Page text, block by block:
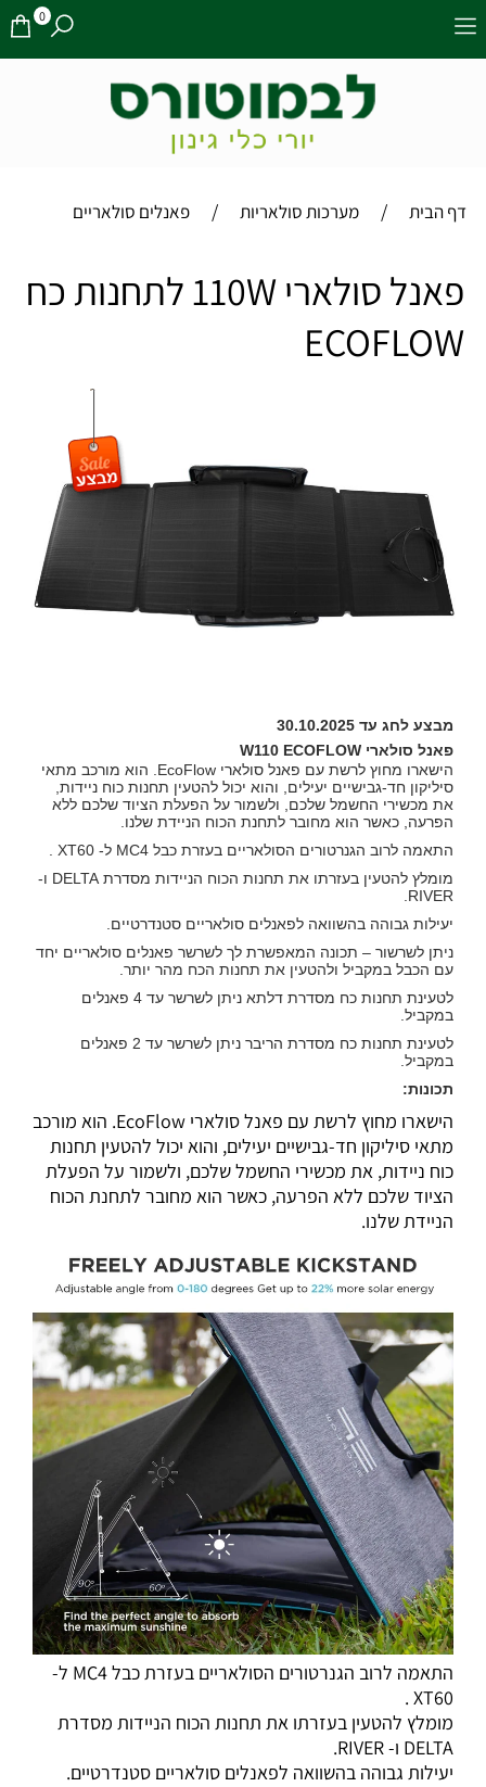
0
דף הבית / מערכות סולאריות / פאנלים סולאריים
פאנל סולארי 110W לתחנות כח
ECOFLOW
מבצע לחג עד 30.10.2025
פאנל סולארי
W110 ECOFLOW
הישארו מחוץ לרשת עם פאנל סולארי EcoFlow. הוא מורכב מתאי
סיליקון חד-גבישיים יעילים, והוא יכול להטעין תחנות כוח ניידות,
את מכשירי החשמל שלכם, ולשמור על הפעלת הציוד שלכם ללא
הפרעה, כאשר הוא מחובר לתחנת הכוח הניידת שלנו.
התאמה לרוב הגנרטורים הסולאריים בעזרת כבל MC4 ל- XT60 .
מומלץ להטעין בעזרתו את תחנות הכוח הניידות מסדרת DELTA ו-
RIVER.
יעילות גבוהה בהשוואה לפאנלים סולאריים סטנדרטיים.
ניתן לשרשור – תכונה המאפשרת לך לשרשר פאנלים סולאריים יחד
עם הכבל במקביל ולהטעין את תחנות הכח מהר יותר.
לטעינת תחנות כח מסדרת דלתא ניתן לשרשר עד 4 פאנלים
במקביל.
לטעינת תחנות כח מסדרת הריבר ניתן לשרשר עד 2 פאנלים
במקביל.
תכונות:
הישארו מחוץ לרשת עם פאנל סולארי EcoFlow. הוא מורכב
מתאי סיליקון חד-גבישיים יעילים, והוא יכול להטעין תחנות
כוח ניידות, את מכשירי החשמל שלכם, ולשמור על הפעלת
הציוד שלכם ללא הפרעה, כאשר הוא מחובר לתחנת הכוח
הניידת שלנו.
התאמה לרוב הגנרטורים הסולאריים בעזרת כבל MC4 ל-
XT60 .
מומלץ להטעין בעזרתו את תחנות הכוח הניידות מסדרת
DELTA ו- RIVER.
יעילות גבוהה בהשוואה לפאנלים סולאריים סטנדרטיים.